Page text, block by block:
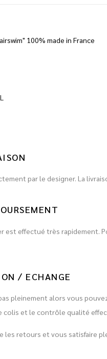
100% made in France
par le designer. La
est effectué très
/ ECHANGE
pleinement alors vous
et le contrôle qualité
les retours et vous satisfaire